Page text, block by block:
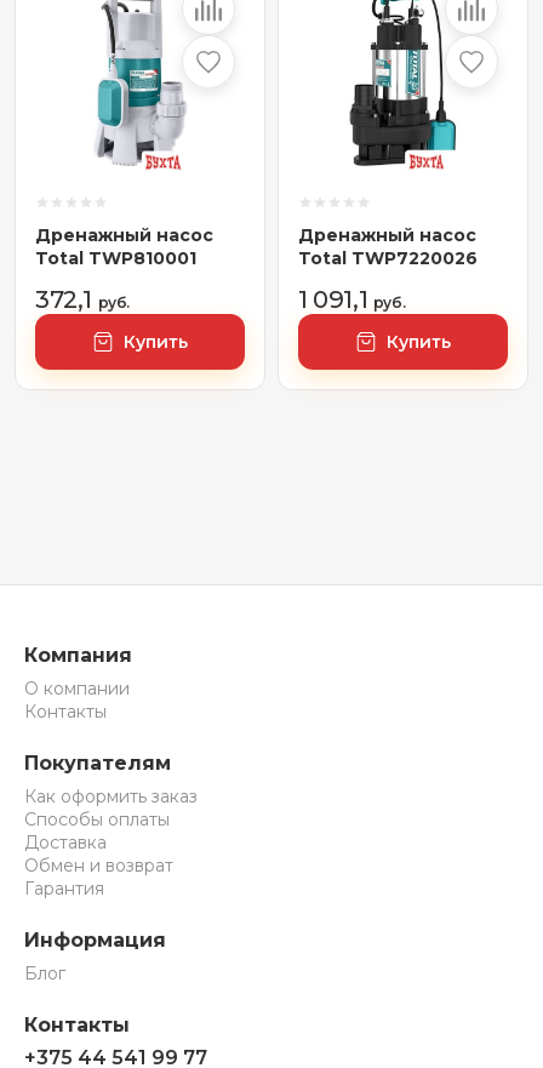
Дренажный насос
Total TWP810001
372,1 руб.
Купить
Дренажный насос
Total TWP7220026
1 091,1 руб.
Купить
Компания
О компании
Контакты
Покупателям
Как оформить заказ
Способы оплаты
Доставка
Обмен и возврат
Гарантия
Информация
Блог
Контакты
+375 44 541 99 77